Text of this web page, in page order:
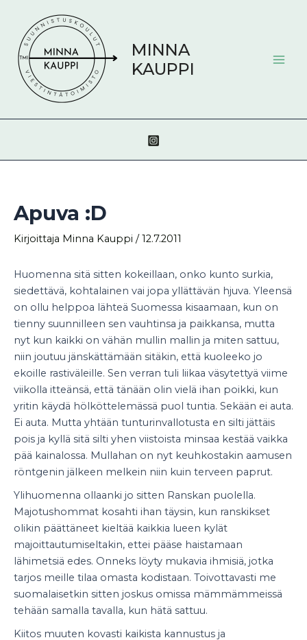
sisältöön
MINNA
KAUPPI
Apuva :D
Kirjoittaja Minna Kauppi /12.7.2011
Huomenna sitä sitten kokeillaan, onko kunto surkia,
siedettävä, kohtalainen vai jopa yllättävän hjuva. Yleensä
on ollu helppoa lähteä Suomessa kisaamaan, kun on
tienny suunnilleen sen vauhtinsa ja paikkansa, mutta
nyt kun kaikki on vähän mullin mallin ja miten sattuu,
niin joutuu jänskättämään sitäkin, että kuoleeko jo
ekoille rastiväleille. Sen verran tuli liikaa väsytettyä viime
viikolla itteänsä, että tänään olin vielä ihan poikki, kun
yritin käydä hölköttelemässä puol tuntia. Sekään ei auta.
Ei auta. Mutta yhtään tunturinvallotusta en silti jättäis
pois ja kyllä sitä silti yhen viistoista minsaa kestää vaikka
pää kainalossa. Mullahan on nyt keuhkostakin aamusen
röntgenin jälkeen melkein niin kuin terveen paprut.
Ylihuomenna ollaanki jo sitten Ranskan puolella.
Majotushommat kosahti ihan täysin, kun ranskikset
olikin päättäneet kieltää kaikkia lueen kylät
majoittautumiseltakin, ettei pääse haistamaan
lähimetsiä edes. Onneks löyty mukavia ihmisiä, jotka
tarjos meille tilaa omasta kodistaan. Toivottavasti me
suomalaisetkin sitten joskus omissa mämmämmeissä
tehään samalla tavalla, kun hätä sattuu.
Kiitos muuten kovasti kaikista kannustus ja
navigation